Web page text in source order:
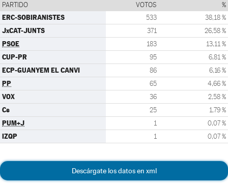
PARTIDO VOTOS %
ERC-SOBIRANISTES 533 38,18 %
JxCAT-JUNTS 371 26,58 %
PSOE 183 13,11 %
CUP-PR 95 6,81 %
ECP-GUANYEM EL CANVI 86 6,16 %
PP 65 4,66 %
VOX 36 2,58 %
Cs 25 1,79 %
PUM+J 1 0,07 %
IZQP 1 0,07 %
Descárgate los datos en xml